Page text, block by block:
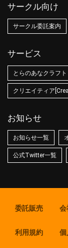
サークル向け
サークル委託案内
サービス
とらのあなクラフト
クリエイティア
お知らせ
お知らせ一覧
公式Twitter一覧
委託販売 会
利用規約 個